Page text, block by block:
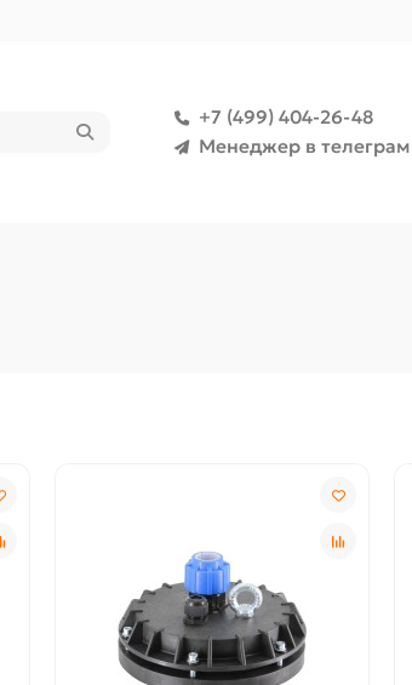
+7 (499) 404-26-48
Менеджер в телеграм